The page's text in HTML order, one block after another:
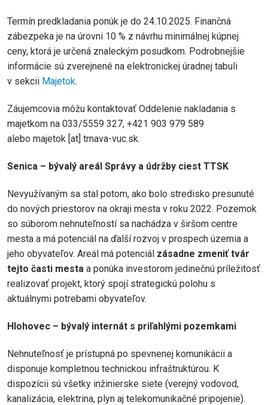
Termín predkladania ponúk je do 24.10.2025. Finančná
zábezpeka je na úrovni 10 % z návrhu minimálnej kúpnej
ceny, ktorá je určená znaleckým posudkom. Podrobnejšie
informácie sú zverejnené na elektronickej úradnej tabuli
v sekcii Majetok.
Záujemcovia môžu kontaktovať Oddelenie nakladania s
majetkom na 033/5559 327, +421 903 979 589
alebo majetok [at] trnava-vuc.sk.
Senica – bývalý areál Správy a údržby ciest TTSK
Nevyužívaným sa stal potom, ako bolo stredisko presunuté
do nových priestorov na okraji mesta v roku 2022. Pozemok
so súborom nehnuteľností sa nachádza v širšom centre
mesta a má potenciál na ďalší rozvoj v prospech územia a
jeho obyvateľov. Areál má potenciál zásadne zmeniť tvár
tejto časti mesta a ponúka investorom jedinečnú príležitosť
realizovať projekt, ktorý spojí strategickú polohu s
aktuálnymi potrebami obyvateľov.
Hlohovec – bývalý internát s priľahlými pozemkami
Nehnuteľnosť je prístupná po spevnenej komunikácii a
disponuje kompletnou technickou infraštruktúrou. K
dispozícii sú všetky inžinierske siete (verejný vodovod,
kanalizácia, elektrina, plyn aj telekomunikačné pripojenie).